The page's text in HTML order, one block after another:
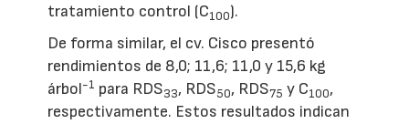
tratamiento control (C100).
De forma similar, el cv. Cisco presentó
rendimientos de 8,0; 11,6; 11,0 y 15,6 kg
árbol-1 para RDS33, RDS50, RDS75 y C100,
respectivamente. Estos resultados indican